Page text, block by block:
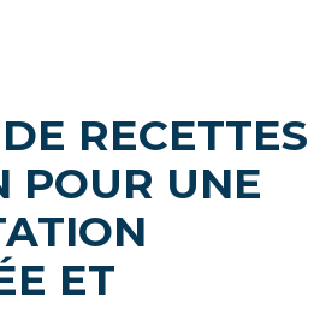
RECETTES
POUR UNE
ET